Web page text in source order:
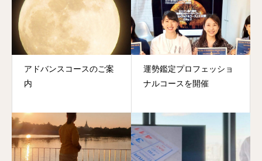
アドバンスコースのご案
内
運勢鑑定プロフェッショ
ナルコースを開催